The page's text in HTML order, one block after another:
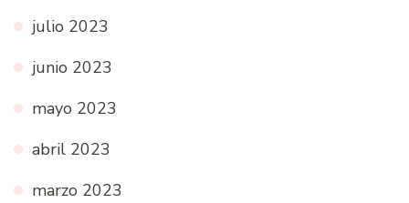
julio 2023
junio 2023
mayo 2023
abril 2023
marzo 2023